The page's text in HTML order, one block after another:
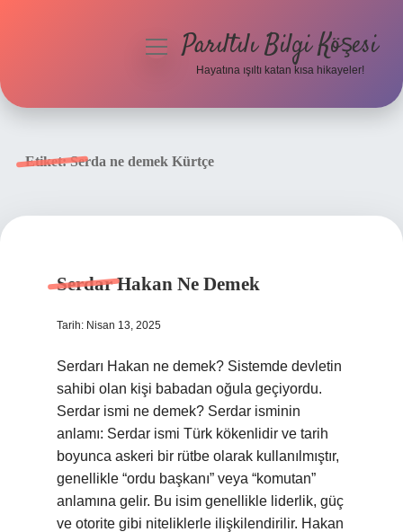
menüyüParıltılı Bilgi Köşesi
Hayatına ışıltı katan kısa hikayeler!
Etiket:Serda ne demek Kürtçe
Serdar Hakan Ne Demek
Tarih: Nisan 13, 2025
Serdarı Hakan ne demek? Sistemde devletin
sahibi olan kişi babadan oğula geçiyordu.
Serdar ismi ne demek? Serdar isminin
anlamı: Serdar ismi Türk kökenlidir ve tarih
boyunca askeri bir rütbe olarak kullanılmıştır,
genellikle “ordu başkanı” veya “komutan”
anlamına gelir. Bu isim genellikle liderlik, güç
ve otorite gibi niteliklerle ilişkilendirilir. Hakan